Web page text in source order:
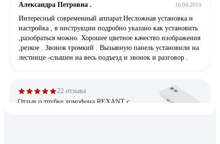
Александра Петровна . 16.04.2019
Интересный современный аппарат.Несложная установка и
настройка , в инструкции подробно указано как установить
,разобраться можно. Хорошее цветное качество изображения
,резкое . Звонок громкий . Вызывную панель установили на
лестнице -слышен на весь подъезд и звонок и разговор .
22 отзыва
Отзыв о трубке домофона REXANT с